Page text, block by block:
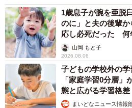
1歳息子が腕を亜
のに」と夫の後輩
応し必死だった 何
出し…山岡 もと子
2026.08.06
子どもの学校外の
「家庭学習0分層」
態と広がる学習格差
まいどなニュース情報